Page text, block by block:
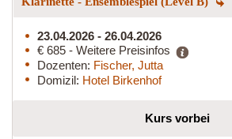
23.04.2026 - 26.04.2026
€ 685 - Weitere Preisinfos
Dozenten: Fischer, Jutta
Domizil: Hotel Birkenhof
Kurs vorbei